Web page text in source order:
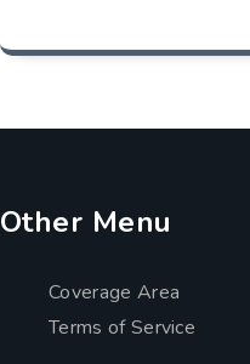
Other Menu
Coverage Area
Terms of Service